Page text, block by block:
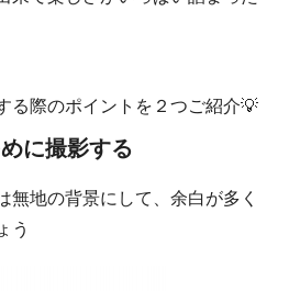
る際のポイントを２つご紹介💡
に撮影する
無地の背景にして、余白が多く
う